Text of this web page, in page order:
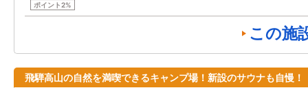
ポイント2%
この施
飛騨高山の自然を満喫できるキャンプ場！新設のサウナも自慢！